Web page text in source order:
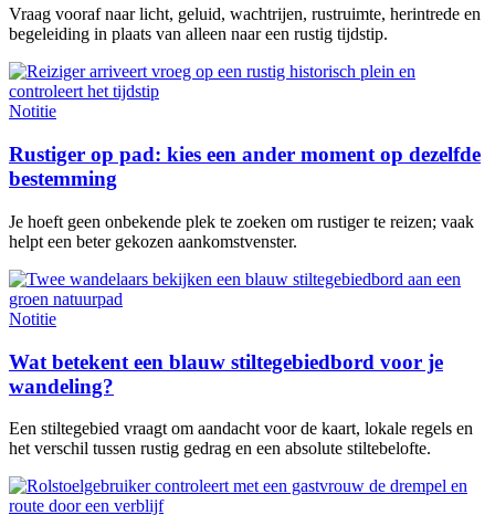
Vraag vooraf naar licht, geluid, wachtrijen, rustruimte, herintrede en
begeleiding in plaats van alleen naar een rustig tijdstip.
Notitie
Rustiger op pad: kies een ander moment op dezelfde
bestemming
Je hoeft geen onbekende plek te zoeken om rustiger te reizen; vaak
helpt een beter gekozen aankomstvenster.
Notitie
Wat betekent een blauw stiltegebiedbord voor je
wandeling?
Een stiltegebied vraagt om aandacht voor de kaart, lokale regels en
het verschil tussen rustig gedrag en een absolute stiltebelofte.